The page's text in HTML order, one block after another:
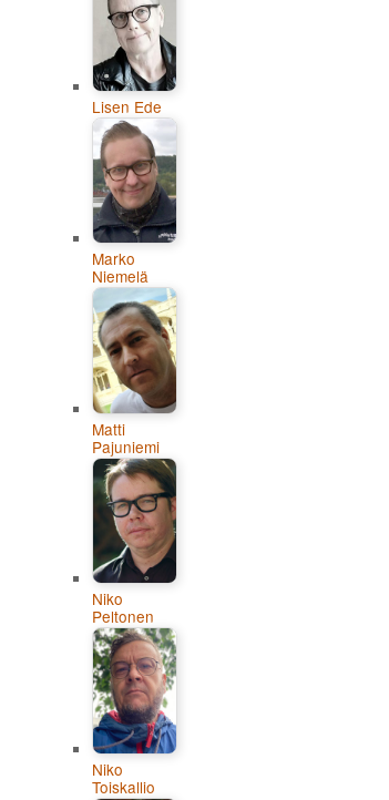
Lisen Ede
Marko
Niemelä
Matti
Pajuniemi
Niko
Peltonen
Niko
Toiskallio